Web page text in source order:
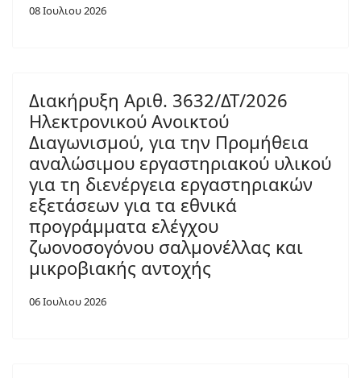
08 Ιουλιου 2026
Διακήρυξη Αριθ. 3632/ΔΤ/2026
Ηλεκτρονικού Ανοικτού
Διαγωνισμού, για την Προμήθεια
αναλώσιμου εργαστηριακού υλικού
για τη διενέργεια εργαστηριακών
εξετάσεων για τα εθνικά
προγράμματα ελέγχου
ζωονοσογόνου σαλμονέλλας και
μικροβιακής αντοχής
06 Ιουλιου 2026